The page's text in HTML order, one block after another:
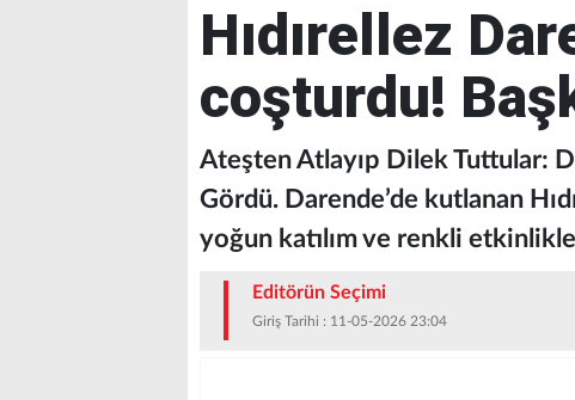
Hıdırellez
coşturdu!
Ateşten Atlayıp Dilek Tuttular:
Gördü. Darende’de kutlanan
yoğun katılım ve renkli
Editörün Seçimi
Giriş Tarihi : 11-05-2026 23:04